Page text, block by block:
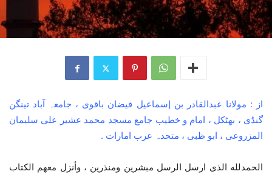
از : مولانا عبدالقادر بن إسماعيل فیضان باقوی ، جامعہ آباد تینگن
گنڈی ، بھٹکل ، امام و خطیب جامع مسجد محمد عشیر علی سلیمان
المزروعی ، ابو ظبی ، متحدہ عرب امارات .
الحمدلله الذی ارسل الرسل مبشرین ومنذرین ، وأنزل معھم الکتاب